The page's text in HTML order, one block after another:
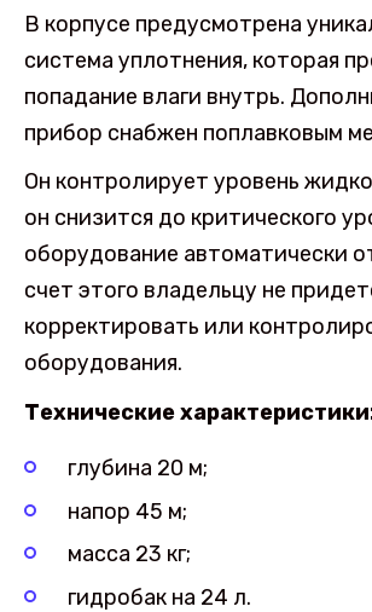
В корпусе предусмотрена
система уплотнения, которая
попадание влаги внутрь.
прибор снабжен поплавковым
Он контролирует уровень
он снизится до критического
оборудование автоматически
счет этого владельцу не
корректировать или
оборудования.
Технические
глубина 20 м;
напор 45 м;
масса 23 кг;
гидробак на 24 л.